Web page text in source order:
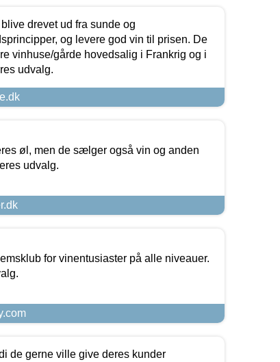
drevet ud fra sunde og
og levere god vin til prisen. De
vinhuse/gårde hovedsalig i Frankrig og i
udvalg.
øl, men de sælger også vin og anden
udvalg.
for vinentusiaster på alle niveauer.
de gerne ville give deres kunder